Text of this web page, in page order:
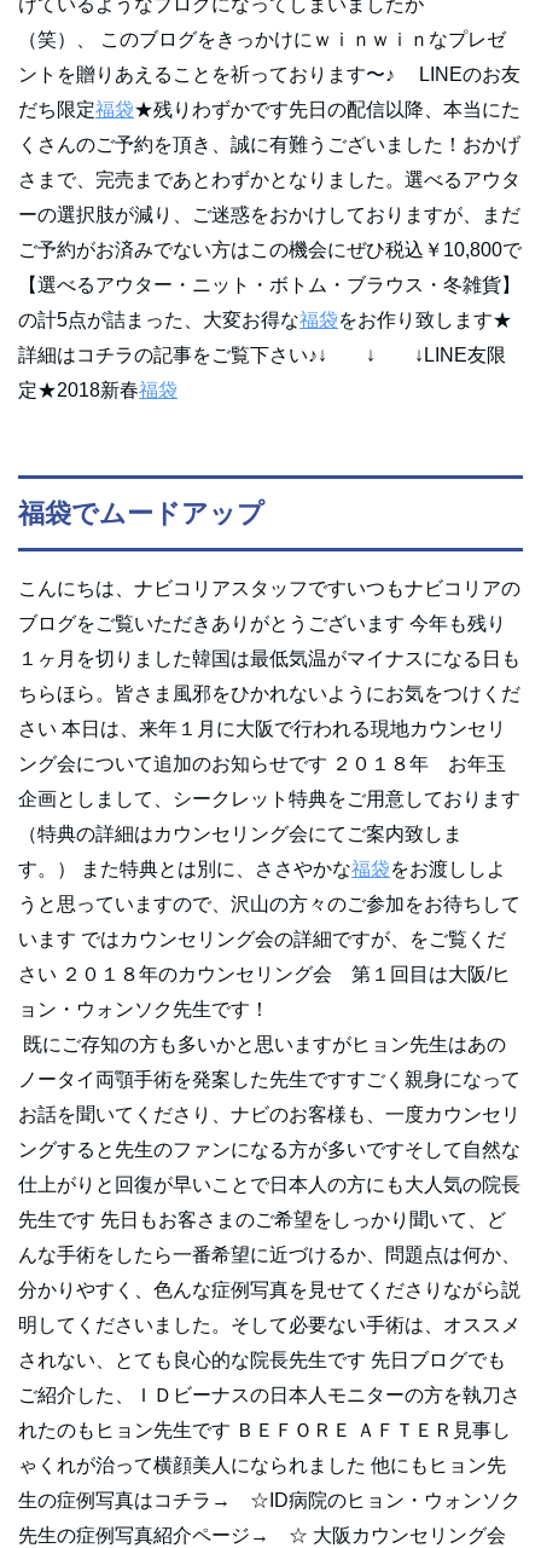
けているようなブログになってしまいましたが
（笑）、 このブログをきっかけにｗｉｎｗｉｎなプレゼ
ントを贈りあえることを祈っております〜♪ LINEのお友
だち限定福袋★残りわずかです先日の配信以降、本当にた
くさんのご予約を頂き、誠に有難うございました！おかげ
さまで、完売まであとわずかとなりました。選べるアウタ
ーの選択肢が減り、ご迷惑をおかけしておりますが、まだ
ご予約がお済みでない方はこの機会にぜひ税込￥10,800で
【選べるアウター・ニット・ボトム・ブラウス・冬雑貨】
の計5点が詰まった、大変お得な福袋をお作り致します★
詳細はコチラの記事をご覧下さい♪↓ ↓ ↓LINE友限
定★2018新春福袋
福袋でムードアップ
こんにちは、ナビコリアスタッフですいつもナビコリアの
ブログをご覧いただきありがとうございます 今年も残り
１ヶ月を切りました韓国は最低気温がマイナスになる日も
ちらほら。皆さま風邪をひかれないようにお気をつけくだ
さい 本日は、来年１月に大阪で行われる現地カウンセリ
ング会について追加のお知らせです ２０１８年 お年玉
企画としまして、シークレット特典をご用意しております
（特典の詳細はカウンセリング会にてご案内致しま
す。） また特典とは別に、ささやかな福袋をお渡ししよ
うと思っていますので、沢山の方々のご参加をお待ちして
います ではカウンセリング会の詳細ですが、をご覧くだ
さい ２０１８年のカウンセリング会 第１回目は大阪/ヒ
ョン・ウォンソク先生です！
既にご存知の方も多いかと思いますがヒョン先生はあの
ノータイ両顎手術を発案した先生ですすごく親身になって
お話を聞いてくださり、ナビのお客様も、一度カウンセリ
ングすると先生のファンになる方が多いですそして自然な
仕上がりと回復が早いことで日本人の方にも大人気の院長
先生です 先日もお客さまのご希望をしっかり聞いて、ど
んな手術をしたら一番希望に近づけるか、問題点は何か、
分かりやすく、色んな症例写真を見せてくださりながら説
明してくださいました。そして必要ない手術は、オススメ
されない、とても良心的な院長先生です 先日ブログでも
ご紹介した、ＩＤビーナスの日本人モニターの方を執刀さ
れたのもヒョン先生です ＢＥＦＯＲＥ ＡＦＴＥＲ見事し
ゃくれが治って横顔美人になられました 他にもヒョン先
生の症例写真はコチラ→ ☆ID病院のヒョン・ウォンソク
先生の症例写真紹介ページ→ ☆ 大阪カウンセリング会